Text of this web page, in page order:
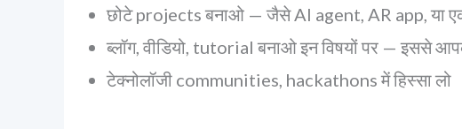
छोटे projects बनाओ — जैसे AI agent, AR app,
ब्लॉग, वीडियो, tutorial बनाओ इन विषयों पर — इससे
टेक्नोलॉजी communities, hackathons में हिस्सा लो